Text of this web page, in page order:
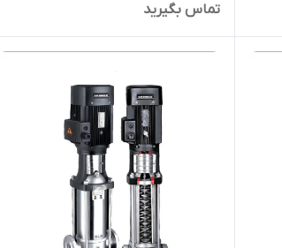
1PH | الکترو پمپ پروانه استیل فشار
قوی دیگ بخار
تماس بگیرید